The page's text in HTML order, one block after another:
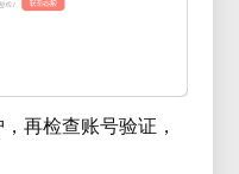
再检查账号验证，